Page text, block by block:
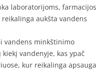
laboratorijoms, farmacijos
aukšta vandens
vandens minkštinimo
vandenyje, kas ypač
kur reikalinga apsauga